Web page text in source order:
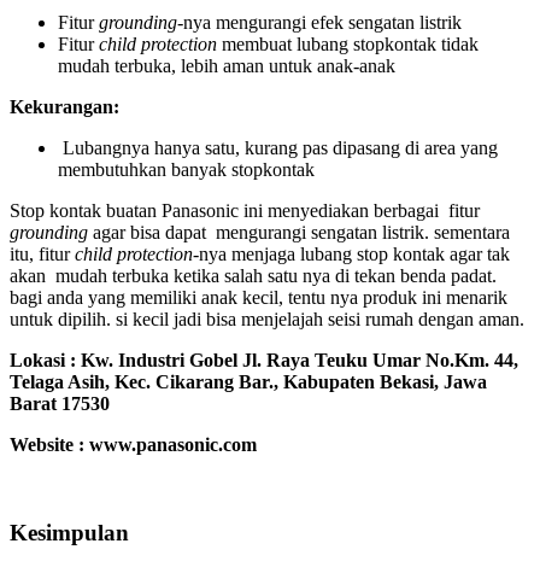
Fiturgrounding-nya mengurangi efek sengatan listrik
Fiturchild protection membuat lubang stopkontak tidak
mudah terbuka, lebih aman untuk anak-anak
Kekurangan:
Lubangnya hanya satu, kurang pas dipasang di area yang
membutuhkan banyak stopkontak
Stop kontak buatan Panasonic ini menyediakan berbagai fitur
grounding agar bisa dapat mengurangi sengatan listrik. sementara
itu, fiturchild protection-nya menjaga lubang stop kontak agar tak
akan mudah terbuka ketika salah satu nya di tekan benda padat.
bagi anda yang memiliki anak kecil, tentu nya produk ini menarik
untuk dipilih. si kecil jadi bisa menjelajah seisi rumah dengan aman.
Lokasi : Kw. Industri Gobel Jl. Raya Teuku Umar No.Km. 44,
Telaga Asih, Kec. Cikarang Bar., Kabupaten Bekasi, Jawa
Barat 17530
Website : www.panasonic.com
Kesimpulan